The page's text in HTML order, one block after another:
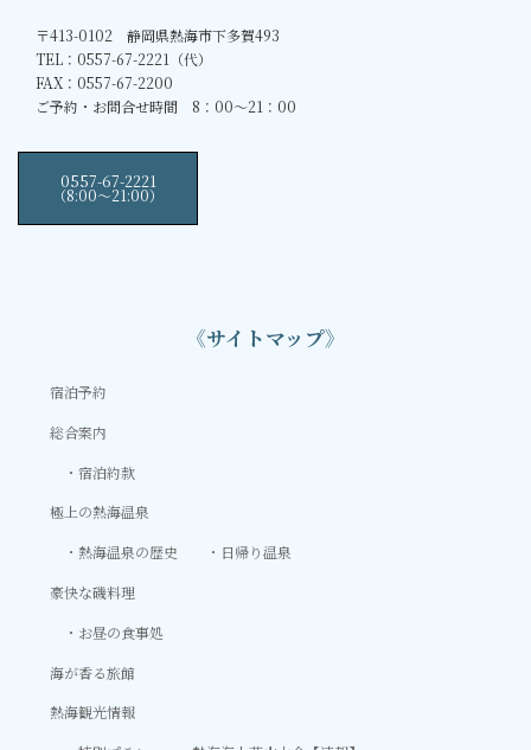
〒413-0102 静岡県熱海市下多賀493
TEL：0557-67-2221（代）
FAX：0557-67-2200
ご予約・お問合せ時間 8：00～21：00
0557-67-2221
（8:00〜21:00）
《サイトマップ》
宿泊予約
総合案内
宿泊約款
極上の熱海温泉
熱海温泉の歴史
日帰り温泉
豪快な磯料理
お昼の食事処
海が香る旅館
熱海観光情報